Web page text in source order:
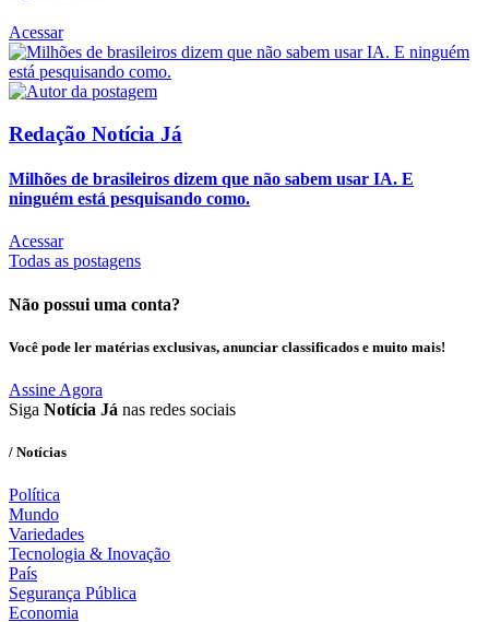
Acessar
Redação Notícia Já
Milhões de brasileiros dizem que não sabem usar IA. E
ninguém está pesquisando como.
Acessar
Todas as postagens
Não possui uma conta?
Você pode ler matérias exclusivas, anunciar classificados e muito mais!
Assine Agora
Siga Notícia Já nas redes sociais
/ Notícias
Política
Mundo
Variedades
Tecnologia & Inovação
País
Segurança Pública
Economia